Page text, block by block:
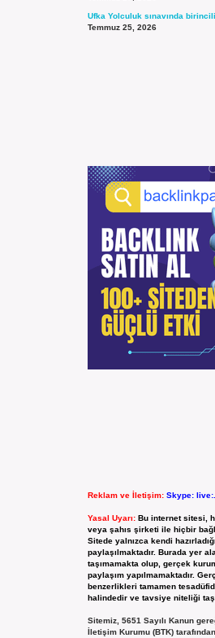
Ufka Yolculuk sınavında
Temmuz 25, 2026
Reklam ve İletişim: Skype:
Yasal Uyarı: Bu internet sitesi,
veya şahıs şirketi ile hiçbir
Sitede yalnızca kendi
paylaşılmaktadır. Burada yer
taşımamakta olup, gerçek
paylaşım yapılmamaktadır.
benzerlikleri tamamen
halindedir ve tavsiye niteliği
Sitemiz, 5651 Sayılı Kanun
İletişim Kurumu (BTK)